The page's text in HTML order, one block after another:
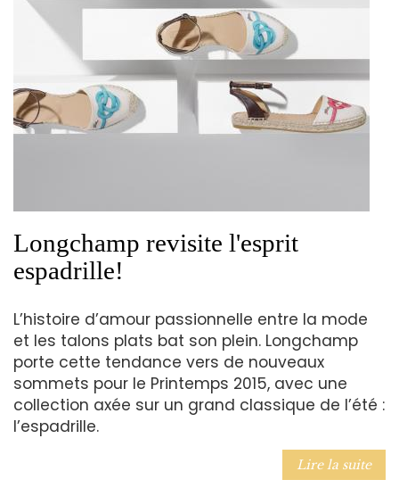
Longchamp revisite l'esprit
espadrille!
L’histoire d’amour passionnelle entre la mode
et les talons plats bat son plein. Longchamp
porte cette tendance vers de nouveaux
sommets pour le Printemps 2015, avec une
collection axée sur un grand classique de l’été :
l’espadrille.
Lire la suite